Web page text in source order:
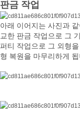
판금 작업
아래 이어지는 사진과
교한 판금 작업으로 그
퍼티 작업으로 그 외형
형 복원을 마무리하게